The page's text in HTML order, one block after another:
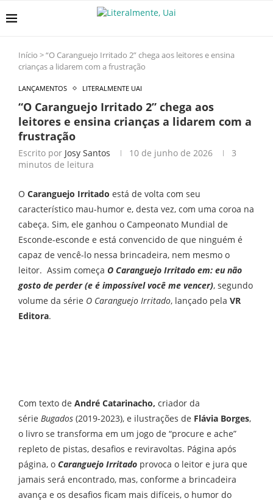
Início >“O Caranguejo Irritado 2” chega aos leitores e ensina
crianças a lidarem com a frustração
LANÇAMENTOS LITERALMENTE UAI
“O Caranguejo Irritado 2” chega aos
leitores e ensina crianças a lidarem com a
frustração
Escrito por Josy Santos 10 de junho de 2026
3
minutos de leitura
O Caranguejo Irritado está de volta com seu
característico mau-humor e, desta vez, com uma coroa na
cabeça. Sim, ele ganhou o Campeonato Mundial de
Esconde-esconde e está convencido de que ninguém é
capaz de vencê-lo nessa brincadeira, nem mesmo o
leitor. Assim começa O Caranguejo Irritado em: eu não
gosto de perder (e é impossível você me vencer), segundo
volume da série O Caranguejo Irritado, lançado pela VR
Editora.
Com texto de André Catarinacho, criador da
série Bugados (2019-2023), e ilustrações de Flávia Borges,
o livro se transforma em um jogo de “procure e ache”
repleto de pistas, desafios e reviravoltas. Página após
página, o Caranguejo Irritado provoca o leitor e jura que
jamais será encontrado, mas, conforme a brincadeira
avança e os desafios ficam mais difíceis, o humor do